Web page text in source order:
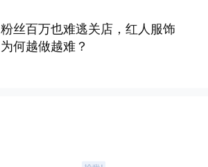
粉丝百万也难逃关店，红人服饰
为何越做越难？